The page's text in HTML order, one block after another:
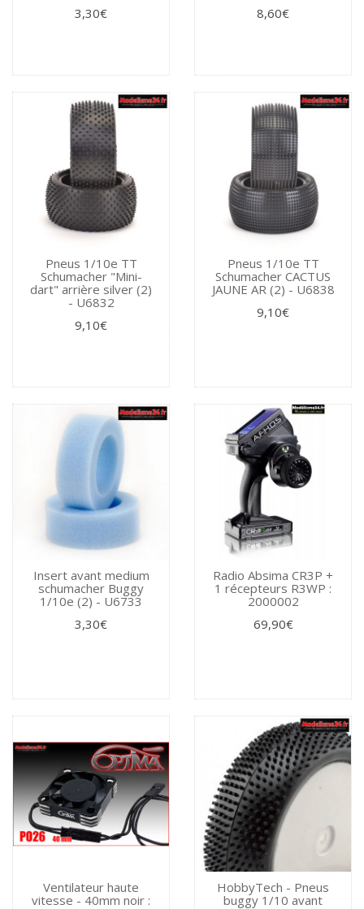
3,30€
8,60€
Pneus 1/10e TT
Schumacher "Mini-
dart" arrière silver (2)
- U6832
9,10€
Pneus 1/10e TT
Schumacher CACTUS
JAUNE AR (2) - U6838
9,10€
Insert avant medium
schumacher Buggy
1/10e (2) - U6733
3,30€
Radio Absima CR3P +
1 récepteurs R3WP :
2000002
69,90€
Ventilateur haute
vitesse - 40mm noir :
HobbyTech - Pneus
buggy 1/10 avant